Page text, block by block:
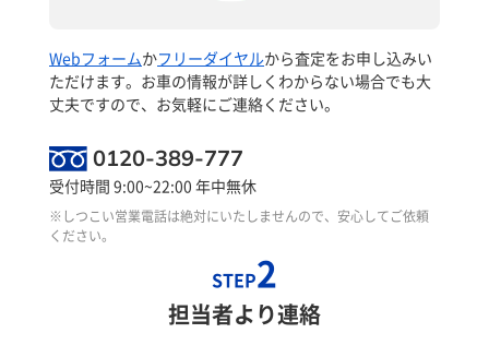
Webフォームかフリーダイヤルから査定をお申し込みい
ただけます。お車の情報が詳しくわからない場合でも大
丈夫ですので、お気軽にご連絡ください。
0120-389-777
受付時間 9:00~22:00 年中無休
※しつこい営業電話は絶対にいたしませんので、安心してご依頼
ください。
STEP2
担当者より連絡